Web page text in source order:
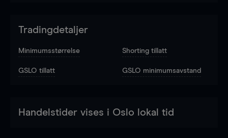
Tradingdetaljer
Minimumsstørrelse Shorting tillatt
GSLO tillatt GSLO minimumsavstand
Handelstider vises i Oslo lokal tid